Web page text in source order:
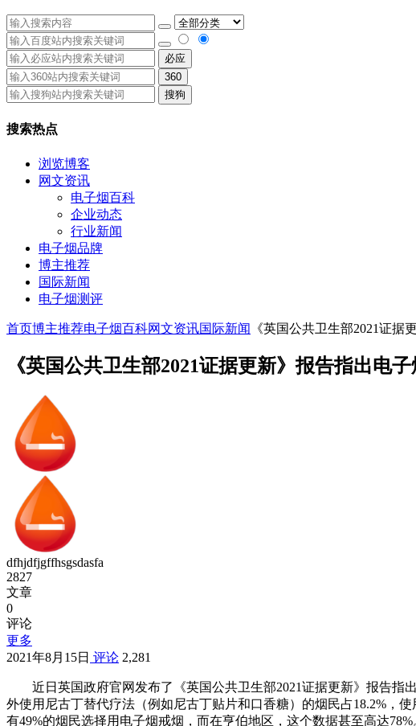
必应
360
搜狗
搜索热点
浏览博客
网文资讯
电子烟百科
企业动态
行业新闻
电子烟品牌
博主推荐
国际新闻
电子烟测评
首页博主推荐电子烟百科网文资讯国际新闻 《英国公共卫生部2021证据
《英国公共卫生部2021证据更新》报告指出电
dfhjdfjgffhsgsdasfa
2827
文章
0
评论
更多
2021年8月15日 评论 2,281
近日英国政府官网发布了《英国公共卫生部2021证据更新》报告指
外使用尼古丁替代疗法（例如尼古丁贴片和口香糖）的烟民占18.2%，
有49%的烟民选择用电子烟戒烟，而在亨伯地区，这个数据甚至高达78%